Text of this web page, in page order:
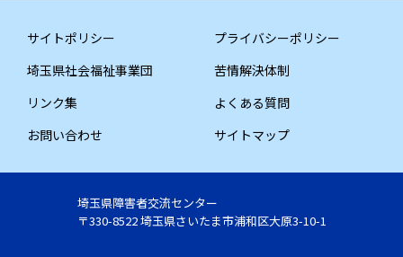
サイトポリシー
プライバシーポリシー
埼玉県社会福祉事業団
苦情解決体制
リンク集
よくある質問
お問い合わせ
サイトマップ
埼玉県障害者交流センター
〒330-8522 埼玉県さいたま市浦和区大原3-10-1